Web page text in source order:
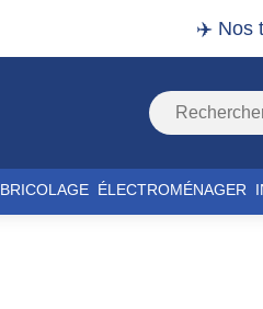
✈️ Nos
BRICOLAGE ÉLECTROMÉNAGER